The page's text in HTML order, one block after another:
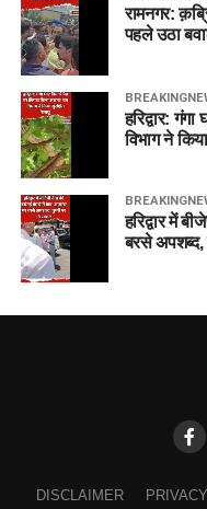
रामनगर:
पहले उठा
हरिद्वार:
विभाग ने
हरिद्वार में
बरसे अपशब्द,
DISCLAIMER